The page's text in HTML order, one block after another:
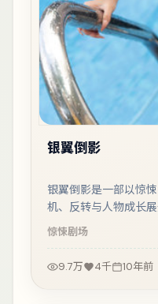
银翼倒影
银翼倒影是一部以惊
机、反转与人物成长
观看。
惊悚剧场
9.7万 4千 10年前